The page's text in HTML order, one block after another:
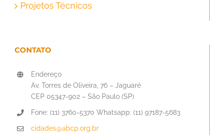
Projetos Técnicos
CONTATO
Endereço
Av. Torres de Oliveira, 76 – Jaguaré
CEP 05347-902 – São Paulo (SP)
Fone: (11) 3760-5370 Whatsapp: (11) 97187-5683
cidades@abcp.org.br